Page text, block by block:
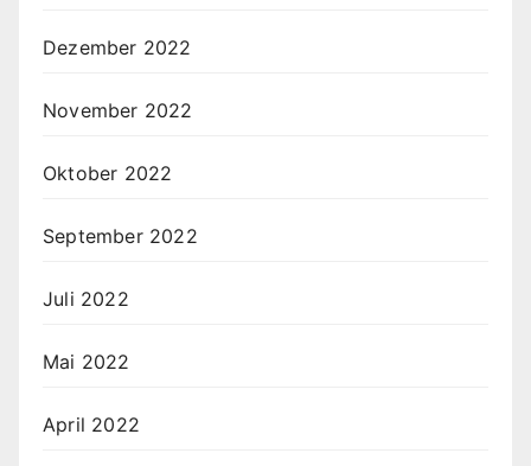
Dezember 2022
November 2022
Oktober 2022
September 2022
Juli 2022
Mai 2022
April 2022